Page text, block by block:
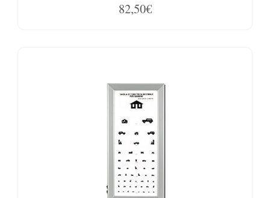
82,50€